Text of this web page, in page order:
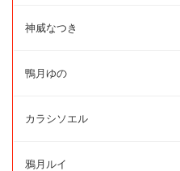
神威なつき
鴨月ゆの
カラシソエル
鴉月ルイ